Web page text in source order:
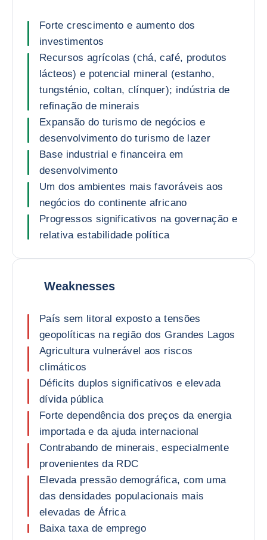
Forte crescimento e aumento dos
investimentos
Recursos agrícolas (chá, café, produtos
lácteos) e potencial mineral (estanho,
tungsténio, coltan, clínquer); indústria de
refinação de minerais
Expansão do turismo de negócios e
desenvolvimento do turismo de lazer
Base industrial e financeira em
desenvolvimento
Um dos ambientes mais favoráveis aos
negócios do continente africano
Progressos significativos na governação e
relativa estabilidade política
Weaknesses
País sem litoral exposto a tensões
geopolíticas na região dos Grandes Lagos
Agricultura vulnerável aos riscos
climáticos
Déficits duplos significativos e elevada
dívida pública
Forte dependência dos preços da energia
importada e da ajuda internacional
Contrabando de minerais, especialmente
provenientes da RDC
Elevada pressão demográfica, com uma
das densidades populacionais mais
elevadas de África
Baixa taxa de emprego